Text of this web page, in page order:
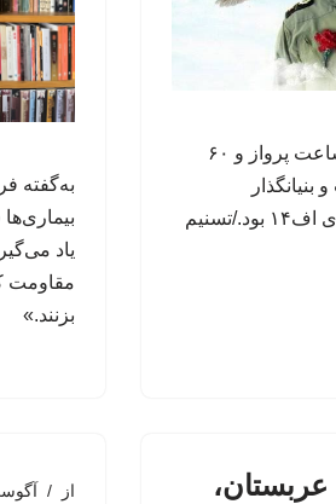
شهید بابایی بیش از ۳۰۰۰ ساعت پرواز و ۶۰
تسنیم
به‌گفته
یاد
مقاومت
بزنند.»
از آگوست 6,